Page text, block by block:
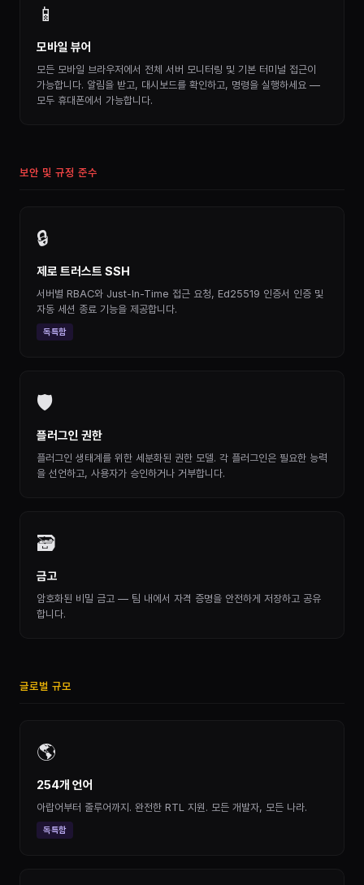
📱
모바일 뷰어
모든 모바일 브라우저에서 전체 서버 모니터링 및 기본 터미널 접근이
가능합니다. 알림을 받고, 대시보드를 확인하고, 명령을 실행하세요 —
모두 휴대폰에서 가능합니다.
보안 및 규정 준수
🔒
제로 트러스트 SSH
서버별 RBAC와 Just-In-Time 접근 요청, Ed25519 인증서 인증 및
자동 세션 종료 기능을 제공합니다.
독특함
🛡
플러그인 권한
플러그인 생태계를 위한 세분화된 권한 모델. 각 플러그인은 필요한 능력
을 선언하고, 사용자가 승인하거나 거부합니다.
🗃
금고
암호화된 비밀 금고 — 팀 내에서 자격 증명을 안전하게 저장하고 공유
합니다.
글로벌 규모
🌎
254개 언어
아랍어부터 줄루어까지. 완전한 RTL 지원. 모든 개발자, 모든 나라.
독특함